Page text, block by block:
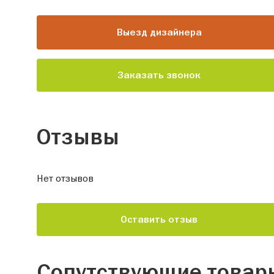
Выезд дизайнера
Заказать звонок
Отзывы
Нет отзывов
Оставить отзыв